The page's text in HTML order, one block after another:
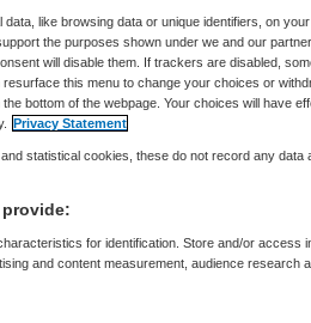
,10:02 34 keer gelezen
krijgt ooit een
van de prioriteiten van het
like browsing data or unique identifiers, on your
the purposes shown under we and our
will disable them. If trackers are disabled,
this menu to change your choices or
bottom of the webpage. Your choices will have
Privacy Statement
statistical cookies, these do not record any data
for identification. Store and/or access
and content measurement, audience research